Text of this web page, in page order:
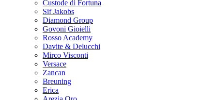
Custode di Fortuna
Sif Jakobs
Diamond Group
Govoni Gioielli
Rosso Academy
Davite & Delucchi
Mirco Visconti
Versace
Zancan
Breuning
Erica